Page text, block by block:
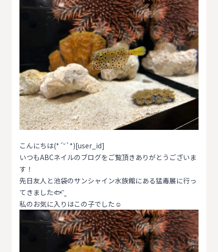
こんにちは(*´˘`*)[user_id]
いつもABCネイルのブログをご覧頂きありがとうございま
す！
先日友人と池袋のサンシャイン水族館にある猛毒展に行っ
てきました🐟‪˜˷
私のお気に入りはこの子でした☺️